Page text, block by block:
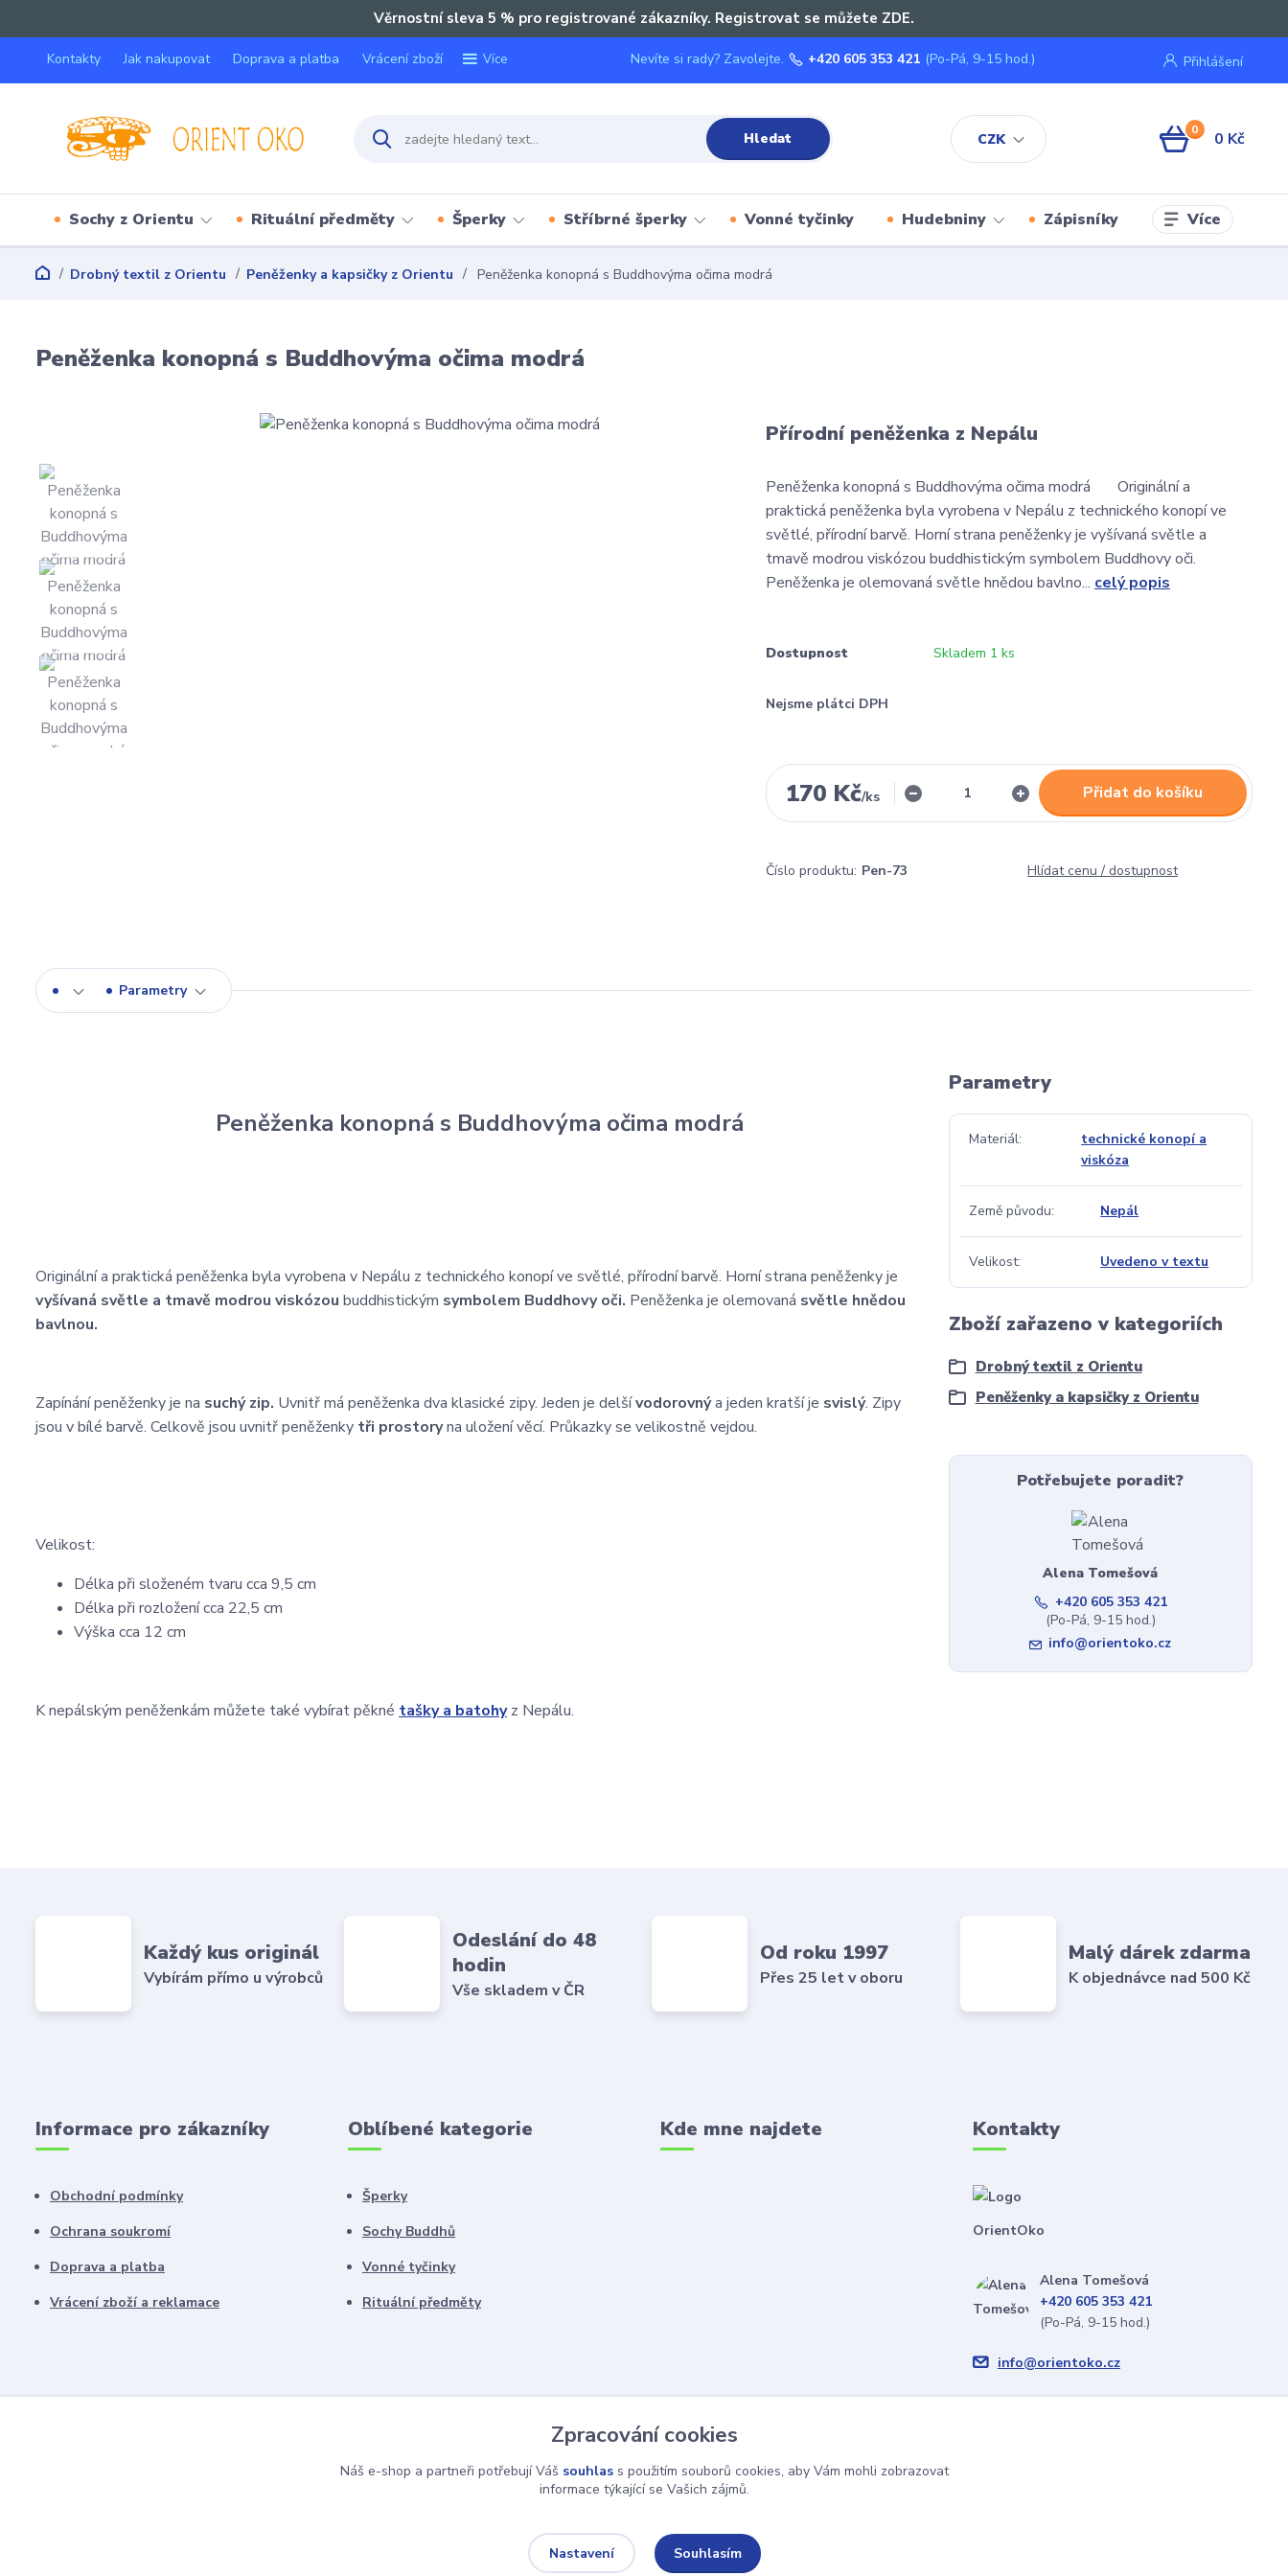
Věrnostní sleva 5 % pro registrované zákazníky. Registrovat se můžete ZDE.
Kontakty Jak nakupovat Doprava a platba Vrácení zboží Více
CZK
Přihlášení
Hledat
Nevíte si rady? Zavolejte. +420 605 353 421 (Po-Pá, 9-15 hod.)
0 0 Kč
Sochy z Orientu Rituální předměty Šperky Stříbrné šperky Vonné tyčinky Hudebniny Zápisníky Více
Drobný textil z Orientu Peněženky a kapsičky z Orientu Peněženka konopná s Buddhovýma očima modrá
Peněženka konopná s Buddhovýma očima modrá
Přírodní peněženka z Nepálu
Peněženka konopná s Buddhovýma očima modrá Originální a
praktická peněženka byla vyrobena v Nepálu z technického konopí ve
světlé, přírodní barvě. Horní strana peněženky je vyšívaná světle a
tmavě modrou viskózou buddhistickým symbolem Buddhovy oči.
Peněženka je olemovaná světle hnědou bavlno... celý popis
Dostupnost Skladem 1 ks
Nejsme plátci DPH
170 Kč/ks Přidat do košíku
Číslo produktu: Pen-73 Hlídat cenu / dostupnost
Parametry
Peněženka konopná s Buddhovýma očima modrá
Originální a praktická peněženka byla vyrobena v Nepálu z technického konopí ve světlé, přírodní barvě. Horní strana peněženky je
vyšívaná světle a tmavě modrou viskózou buddhistickým symbolem Buddhovy oči. Peněženka je olemovaná světle hnědou
bavlnou.
Zapínání peněženky je na suchý zip. Uvnitř má peněženka dva klasické zipy. Jeden je delšívodorovnýa jeden kratší je svislý. Zipy
jsou v bílé barvě. Celkově jsou uvnitř peněženky tři prostoryna uložení věcí. Průkazky se velikostně vejdou.
Velikost:
Délka při složeném tvaru cca 9,5 cm
Délka při rozložení cca 22,5 cm
Výška cca 12 cm
K nepálským peněženkám můžete také vybírat pěkné tašky a batohyz Nepálu.
Parametry
Materiál
technické konopí a
viskóza
Země původu Nepál
Velikost Uvedeno v textu
Zboží zařazeno v kategoriích
Drobný textil z Orientu
Peněženky a kapsičky z Orientu
Potřebujete poradit?
Alena Tomešová
+420 605 353 421
(Po-Pá, 9-15 hod.)
info@orientoko.cz
Každý kus originál
Vybírám přímo u výrobců
Odeslání do 48
hodin
Vše skladem v ČR
Od roku 1997
Přes 25 let v oboru
Malý dárek zdarma
K objednávce nad 500 Kč
Informace pro zákazníky
Obchodní podmínky
Ochrana soukromí
Doprava a platba
Vrácení zboží a reklamace
Oblíbené kategorie
Šperky
Sochy Buddhů
Vonné tyčinky
Rituální předměty
Kde mne najdete Kontakty
OrientOko
Alena Tomešová
+420 605 353 421
(Po-Pá, 9-15 hod.)
info@orientoko.cz
Zpracování cookies
Náš e-shop a partneři potřebují Váš souhlass použitím souborů cookies, aby Vám mohli zobrazovat
informace týkající se Vašich zájmů.
Nastavení Souhlasím